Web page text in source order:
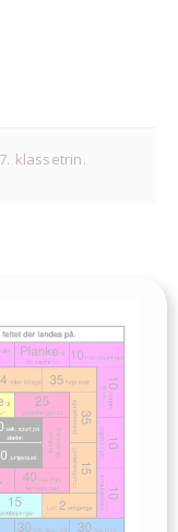
klassetrin.